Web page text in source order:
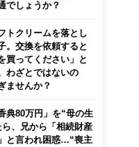
でしょうか？
トクリームを落とし
。交換を依頼すると
買ってください」と
わざとではないの
ませんか？
典80万円」を“母の生
、兄から「相続財産
と言われ困惑…“喪主